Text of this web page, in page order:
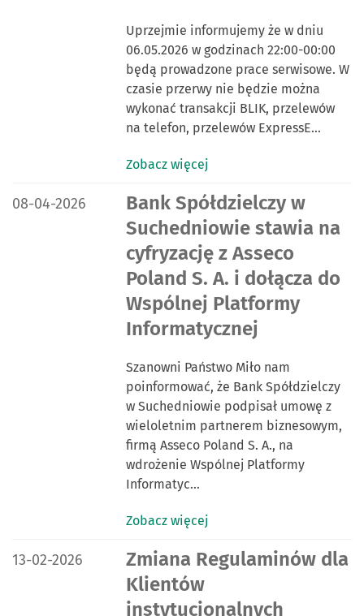
Uprzejmie informujemy że w dniu
06.05.2026 w godzinach 22:00-00:00
będą prowadzone prace serwisowe. W
czasie przerwy nie będzie można
wykonać transakcji BLIK, przelewów
na telefon, przelewów ExpressE…
Zobacz więcej
DATA PUBLIKACJI:
08-04-2026
Bank Spółdzielczy w
Suchedniowie stawia na
cyfryzację z Asseco
Poland S. A. i dołącza do
Wspólnej Platformy
Informatycznej
Szanowni Państwo Miło nam
poinformować, że Bank Spółdzielczy
w Suchedniowie podpisał umowę z
wieloletnim partnerem biznesowym,
firmą Asseco Poland S. A., na
wdrożenie Wspólnej Platformy
Informatyc…
Zobacz więcej
DATA PUBLIKACJI:
13-02-2026
Zmiana Regulaminów dla
Klientów
instytucjonalnych